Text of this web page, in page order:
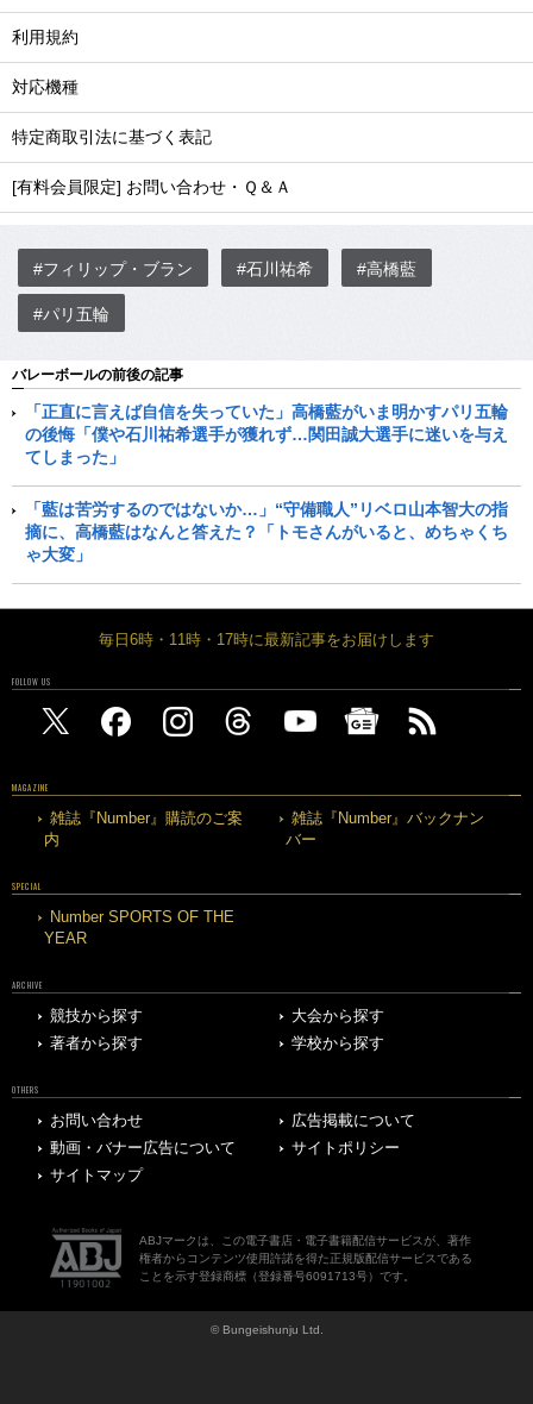
利用規約
対応機種
特定商取引法に基づく表記
[有料会員限定] お問い合わせ・Ｑ＆Ａ
#フィリップ・ブラン #石川祐希 #高橋藍
#パリ五輪
バレーボールの前後の記事
「正直に言えば自信を失っていた」高橋藍がいま明かすパリ五輪
の後悔「僕や石川祐希選手が獲れず…関田誠大選手に迷いを与え
てしまった」
「藍は苦労するのではないか…」“守備職人”リベロ山本智大の指
摘に、高橋藍はなんと答えた？「トモさんがいると、めちゃくち
ゃ大変」
毎日6時・11時・17時に最新記事をお届けします
FOLLOW US
MAGAZINE
雑誌『Number』購読のご案
内
雑誌『Number』バックナン
バー
SPECIAL
Number SPORTS OF THE
YEAR
ARCHIVE
競技から探す
大会から探す
著者から探す
学校から探す
OTHERS
お問い合わせ
広告掲載について
動画・バナー広告について
サイトポリシー
サイトマップ
ABJマークは、この電子書店・電子書籍配信サービスが、著作
権者からコンテンツ使用許諾を得た正規版配信サービスである
ことを示す登録商標（登録番号6091713号）です。
© Bungeishunju Ltd.